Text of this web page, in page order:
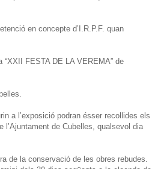
en concepte d’I.R.P.F. quan
“XXII FESTA DE LA VEREMA” de
a l’exposició podran ésser recollides els
l’Ajuntament de Cubelles, qualsevol dia
de la conservació de les obres rebudes.